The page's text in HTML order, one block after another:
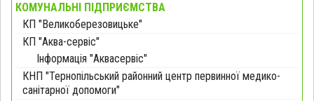
КОМУНАЛЬНІ ПІДПРИЄМСТВА
КП "Великоберезовицьке"
КП "Аква-сервіс"
Інформація "Аквасервіс"
КНП "Тернопільський районний центр первинної медико-
санітарної допомоги"